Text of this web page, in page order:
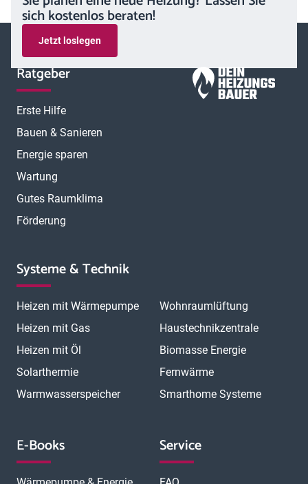
sich kostenlos beraten!
Jetzt loslegen
Ratgeber
Erste Hilfe
Bauen & Sanieren
Energie sparen
Wartung
Gutes Raumklima
Förderung
Systeme & Technik
Heizen mit Wärmepumpe
Heizen mit Gas
Heizen mit Öl
Solarthermie
Warmwasserspeicher
Wohnraumlüftung
Haustechnikzentrale
Biomasse Energie
Fernwärme
Smarthome Systeme
E-Books Service